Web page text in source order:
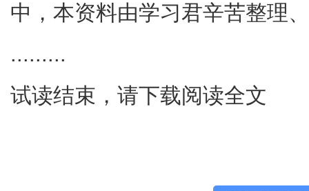
中，本资料由学习君辛苦整理、
.........
试读结束，请下载阅读全文